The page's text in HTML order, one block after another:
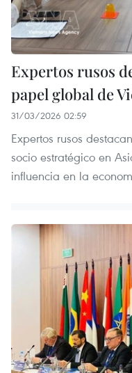
Expertos rusos
papel global de
31/03/2026 02:59
Expertos rusos
socio estratégico en
influencia en la